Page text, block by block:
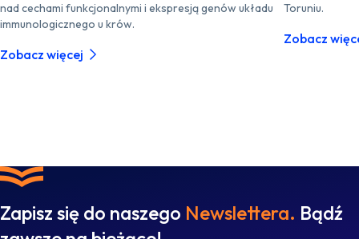
nad cechami funkcjonalnymi i ekspresją genów układu
immunologicznego u krów.
Zobacz więcej
Toruniu.
Zobacz
Zapisz się do naszego Newslettera. Bądź